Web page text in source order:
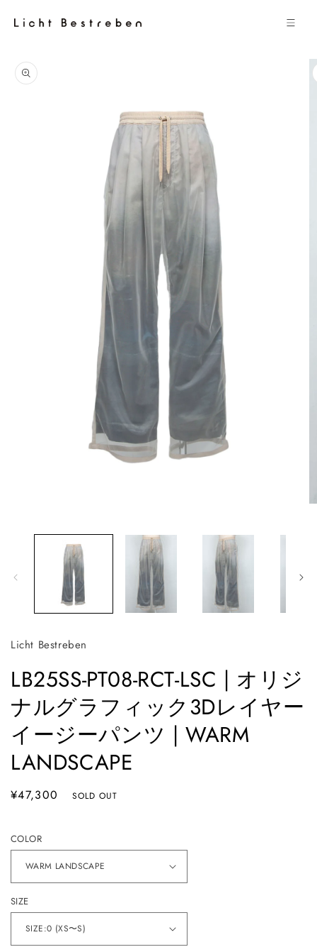
ツに進む
商品情報
にスキッ
プ
メ
開
Licht Bestreben
LB25SS-PT08-RCT-LSC | オリジ
ナルグラフィック3Dレイヤー
イージーパンツ | WARM
LANDSCAPE
通
格
¥47,300 SOLD OUT
COLOR
SIZE